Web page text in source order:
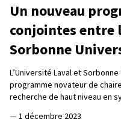
Un nouveau
conjointes entre
Sorbonne
L’Université Laval et
programme novateur de
recherche de haut niveau en
— 1 décembre 2023